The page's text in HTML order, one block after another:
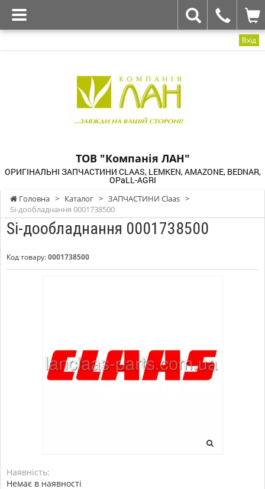
Вхід
ТОВ "Компанія ЛАН"
ОРИГІНАЛЬНІ ЗАПЧАСТИНИ CLAAS, LEMKEN, AMAZONE, BEDNAR,
OPaLL-AGRI
Головна > Каталог > ЗАПЧАСТИНИ Claas >
Si-дообладнання 0001738500
Si-дообладнання 0001738500
Код товару:0001738500
Наявність:
Немає в наявності